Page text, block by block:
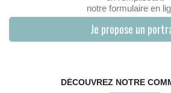
notre formulaire en
Je propose un
DÉCOUVREZ NOTRE